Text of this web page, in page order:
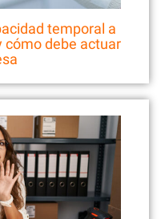
temporal a
cómo debe actuar